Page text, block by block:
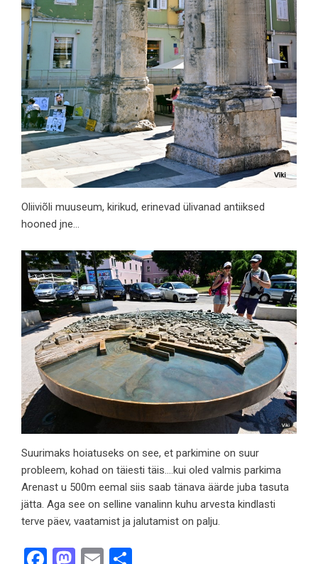
Oliiviõli muuseum, kirikud, erinevad ülivanad antiiksed
hooned jne…
Suurimaks hoiatuseks on see, et parkimine on suur
probleem, kohad on täiesti täis….kui oled valmis parkima
Arenast u 500m eemal siis saab tänava äärde juba tasuta
jätta. Aga see on selline vanalinn kuhu arvesta kindlasti
terve päev, vaatamist ja jalutamist on palju.